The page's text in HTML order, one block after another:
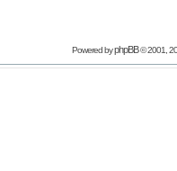
Powered byphpBB© 2001,